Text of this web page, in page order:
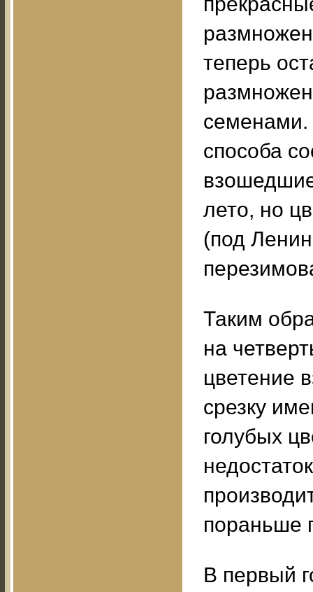
теперь
семенами.
способа
лето, но
(под
Таким
на
цветение
срезку
голубых
пораньше
В первый